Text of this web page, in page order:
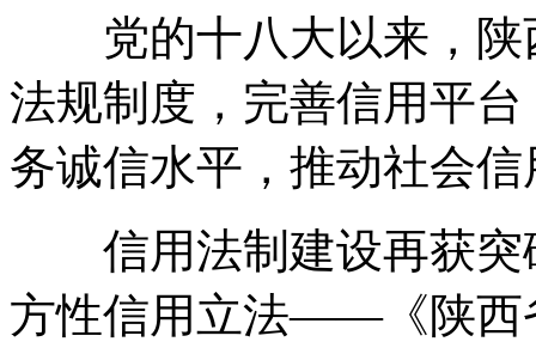
党的十八大以来，陕
法规制度，完善信用平
务诚信水平，推动社会
信用法制建设再获突
方性信用立法——《陕西